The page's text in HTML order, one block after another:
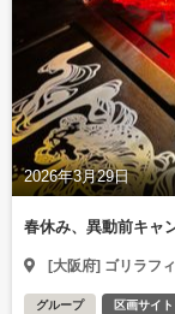
2026年3月29日
春休み、異動前キャ
[大阪府] ゴリラフ
グループ 区画サイト